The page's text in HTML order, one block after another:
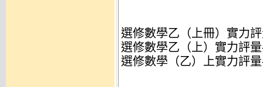
選修數學乙（上冊）實力
選修數學乙（上）實力評
選修數學（乙）上實力評